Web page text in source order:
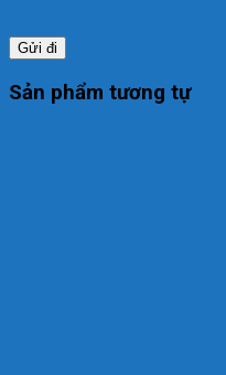
Sản phẩm tương tự